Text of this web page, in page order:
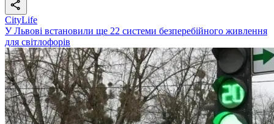
CityLife
У Львові встановили ще 22 системи безперебійного живлення
для світлофорів